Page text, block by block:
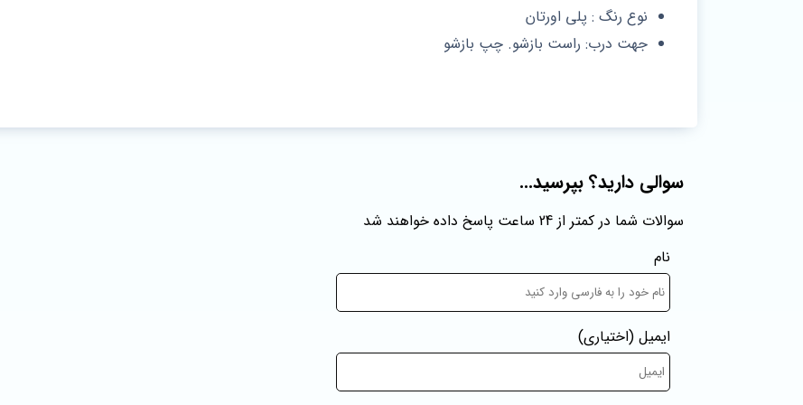
نوع رنگ : پلی اورتان
جهت درب: راست بازشو. چپ بازشو
سوالی دارید؟ بپرسید...
سوالات شما در کمتر از 24 ساعت پاسخ داده خواهند شد
نام
ایمیل (اختیاری)